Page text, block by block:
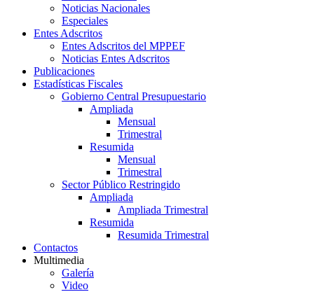
Noticias Nacionales
Especiales
Entes Adscritos
Entes Adscritos del MPPEF
Noticias Entes Adscritos
Publicaciones
Estadísticas Fiscales
Gobierno Central Presupuestario
Ampliada
Mensual
Trimestral
Resumida
Mensual
Trimestral
Sector Público Restringido
Ampliada
Ampliada Trimestral
Resumida
Resumida Trimestral
Contactos
Multimedia
Galería
Video